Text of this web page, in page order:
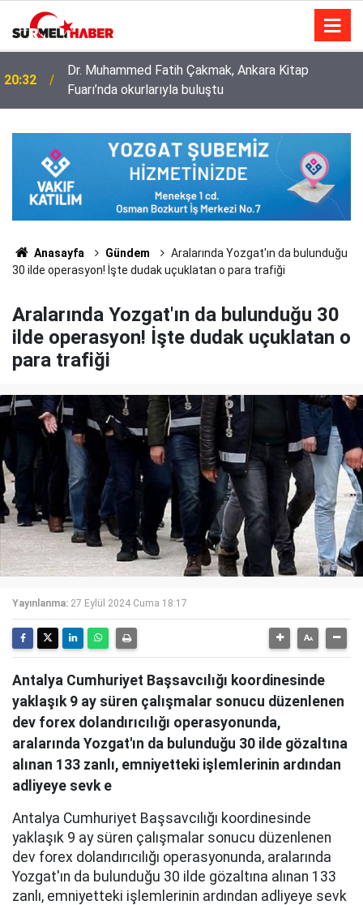
20:32
Dr. Muhammed Fatih Çakmak, Ankara Kitap
Fuarı’nda okurlarıyla buluştu
14:52
Diyanet İşleri Başkanlığı ile Türkiye Diyanet Vakfı
milyonları sevindirdi
Anasayfa Gündem
Aralarında Yozgat'ın da bulunduğu
30 ilde operasyon! İşte dudak uçuklatan o para trafiği
Aralarında Yozgat'ın da bulunduğu 30
ilde operasyon! İşte dudak uçuklatan o
para trafiği
Yayınlanma: 27 Eylül 2024 Cuma 18:17
Antalya Cumhuriyet Başsavcılığı koordinesinde
yaklaşık 9 ay süren çalışmalar sonucu düzenlenen
dev forex dolandırıcılığı operasyonunda,
aralarında Yozgat'ın da bulunduğu 30 ilde gözaltına
alınan 133 zanlı, emniyetteki işlemlerinin ardından
adliyeye sevk e
Antalya Cumhuriyet Başsavcılığı koordinesinde
yaklaşık 9 ay süren çalışmalar sonucu düzenlenen
dev forex dolandırıcılığı operasyonunda, aralarında
Yozgat'ın da bulunduğu 30 ilde gözaltına alınan 133
zanlı, emniyetteki işlemlerinin ardından adliyeye sevk